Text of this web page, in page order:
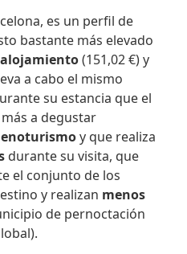
​​es un perfil de
bastante más elevado
alojamiento(151,02 €) y
a cabo el mismo
su estancia que el
a degustar
enoturismoy que realiza
durante su visita, que
el conjunto de los
y realizan menos
de pernoctación